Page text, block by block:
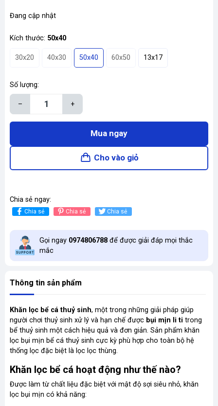
Đang cập nhật
Kích thước: 50x40
30x20 40x30 50x40 60x50 13x17
Số lượng:
– +
Mua ngay
Cho vào giỏ
Chia sẻ ngay:
Chia sẻ Chia sẻ Chia sẻ
Gọi ngay 0974806788 để được giải đáp mọi thắc
mắc
Thông tin sản phẩm
Khăn lọc bể cá thuỷ sinh, một trong những giải pháp giúp
người chơi thuỷ sinh xử lý và hạn chế được bụi mịn li ti trong
bể thuỷ sinh một cách hiệu quả và đơn giản. Sản phẩm khăn
lọc bụi mịn bể cá thuỷ sinh cực kỳ phù hợp cho toàn bộ hệ
thống lọc đặc biệt là lọc lọc thùng.
Khăn lọc bể cá hoạt động như thế nào?
Được làm từ chất liệu đặc biệt với mật độ sợi siêu nhỏ, khăn
lọc bụi mịn có khả năng: